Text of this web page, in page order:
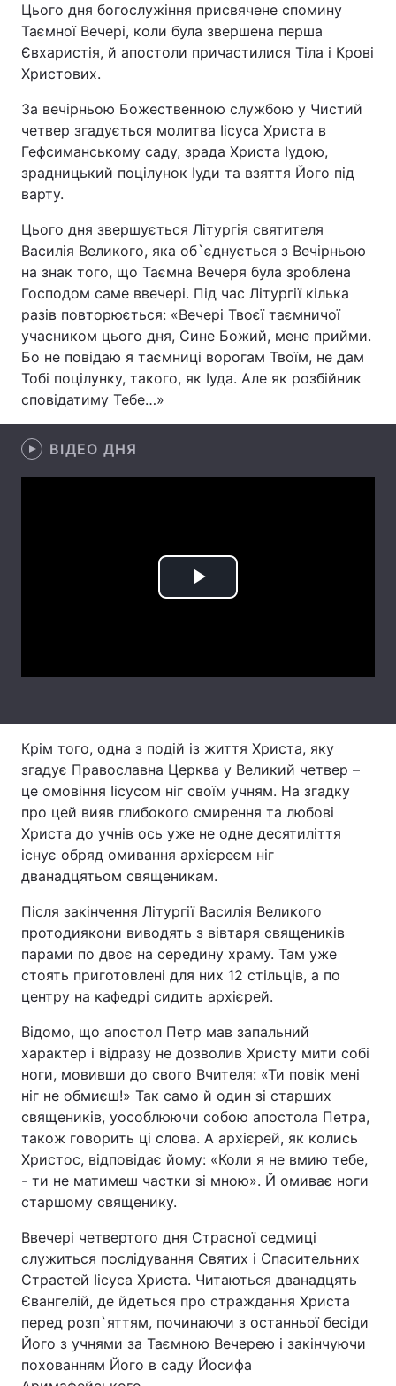
Головна Війна
Україна Політика
Економіка
Спорт Наука
Техно і зв'язок Лайт
Відео з Youtube Статті
Архів Вакансії
Контакти
Послуги
Цього дня богослужіння присвячене спомину
Таємної Вечері, коли була звершена перша
Євхаристія, й апостоли причастилися Тіла і Крові
Христових.
За вечірньою Божественною службою у Чистий
четвер згадується молитва Іісуса Христа в
Гефсиманському саду, зрада Христа Іудою,
зрадницький поцілунок Іуди та взяття Його під
варту.
Цього дня звершується Літургія святителя
Василія Великого, яка об`єднується з Вечірньою
на знак того, що Таємна Вечеря була зроблена
Господом саме ввечері. Під час Літургії кілька
разів повторюється: «Вечері Твоєї таємничої
учасником цього дня, Сине Божий, мене прийми.
Бо не повідаю я таємниці ворогам Твоїм, не дам
Тобі поцілунку, такого, як Іуда. Але як розбійник
сповідатиму Тебе…»
ВІДЕО ДНЯ
Play
Крім того, одна з подій із життя Христа, яку
згадує Православна Церква у Великий четвер –
це омовіння Іісусом ніг своїм учням. На згадку
про цей вияв глибокого смирення та любові
Христа до учнів ось уже не одне десятиліття
існує обряд омивання архієреєм ніг
дванадцятьом священикам.
Після закінчення Літургії Василія Великого
протодиякони виводять з вівтаря священиків
парами по двоє на середину храму. Там уже
стоять приготовлені для них 12 стільців, а по
центру на кафедрі сидить архієрей.
Відомо, що апостол Петр мав запальний
характер і відразу не дозволив Христу мити собі
ноги, мовивши до свого Вчителя: «Ти повік мені
ніг не обмиєш!» Так само й один зі старших
священиків, уособлюючи собою апостола Петра,
також говорить ці слова. А архієрей, як колись
Христос, відповідає йому: «Коли я не вмию тебе,
- ти не матимеш частки зі мною». Й омиває ноги
старшому священику.
Ввечері четвертого дня Страсної седмиці
служиться послідування Святих і Спасительних
Страстей Іісуса Христа. Читаються дванадцять
Євангелій, де йдеться про страждання Христа
перед розп`яттям, починаючи з останньої бесіди
Його з учнями за Таємною Вечерею і закінчуючи
похованням Його в саду Йосифа